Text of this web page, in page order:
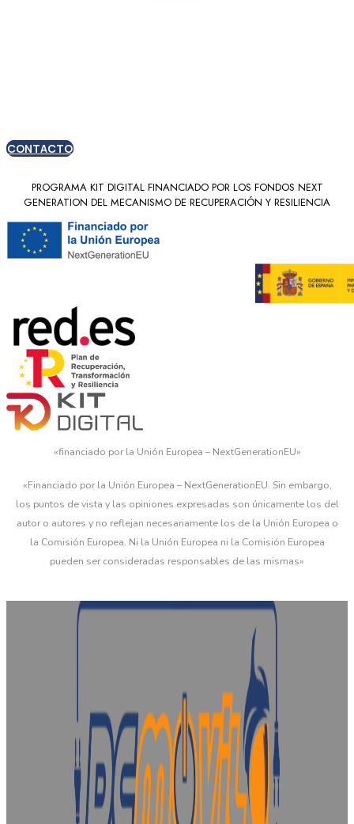
CONTACTO
PROGRAMA KIT DIGITAL FINANCIADO POR LOS FONDOS NEXT
GENERATION DEL MECANISMO DE RECUPERACIÓN Y RESILIENCIA
«financiado por la Unión Europea – NextGenerationEU»
«Financiado por la Unión Europea – NextGenerationEU. Sin embargo,
los puntos de vista y las opiniones expresadas son únicamente los del
autor o autores y no reflejan necesariamente los de la Unión Europea o
la Comisión Europea. Ni la Unión Europea ni la Comisión Europea
pueden ser consideradas responsables de las mismas»